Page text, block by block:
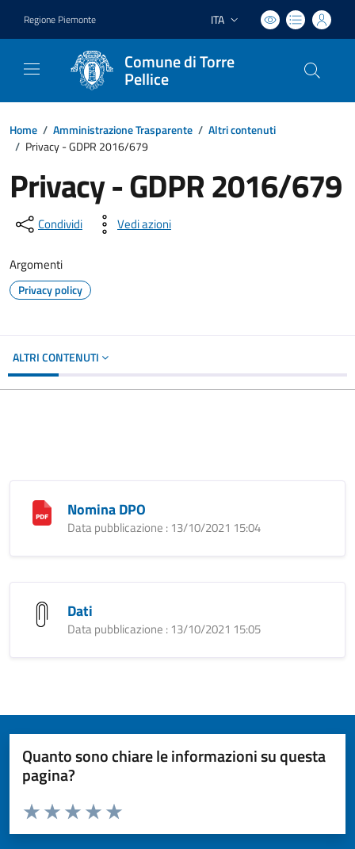
Regione Piemonte Lingua attiva:
ITA
Comune di Torre
Pellice
Home / Amministrazione Trasparente / Altri contenuti
/ Privacy - GDPR 2016/679
Privacy - GDPR 2016/679
Condividi Vedi azioni
Argomenti
Privacy policy
ALTRI CONTENUTI
Nomina DPO
Data pubblicazione : 13/10/2021 15:04
Dati
Data pubblicazione : 13/10/2021 15:05
Quanto sono chiare le informazioni su questa
pagina?
Valuta da 1 a 5 stelle la pagina
Valuta 5 stelle su 5
Valuta 4 stelle su 5
Valuta 3 stelle su 5
Valuta 2 stelle su 5
Valuta 1 stelle su 5